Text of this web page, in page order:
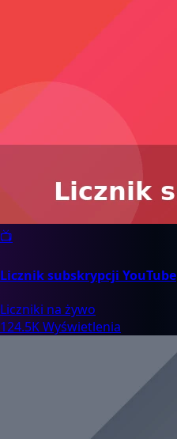
📺
Licznik subskrypcji YouTube
Liczniki na żywo
124.5K Wyświetlenia